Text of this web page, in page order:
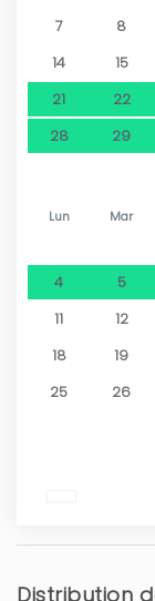
7
8
14
15
21
22
28
29
Lun Mar
4
5
11
12
18
19
25
26
Distribution